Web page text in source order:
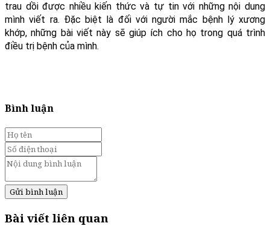
trau dồi được nhiều kiến thức và tự tin với những nội dung
mình viết ra. Đặc biệt là đối với người mắc bệnh lý xương
khớp, những bài viết này sẽ giúp ích cho họ trong quá trình
điều trị bệnh của mình.
Bình luận
Gửi bình luận
Bài viết liên quan